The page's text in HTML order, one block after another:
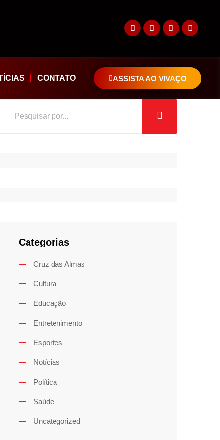
CONTATO ASSISTA AO VIVAÇO
Categorias
Cruz das Almas
Cultura
Educação
Entretenimento
Esportes
Notícias
Política
Saúde
Uncategorized